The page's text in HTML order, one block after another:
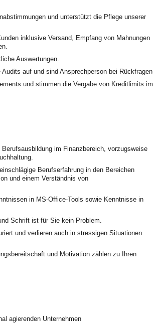
und unterstützt die Pflege unserer
inklusive Versand, Empfang von Mahnungen
Auswertungen.
auf und sind Ansprechperson bei Rückfragen.
und stimmen die Vergabe von Kreditlimits im
im Finanzbereich, vorzugsweise
Berufserfahrung in den Bereichen
und einem Verständnis von
in MS-Office-Tools sowie Kenntnisse in
Schrift ist für Sie kein Problem.
und verlieren auch in stressigen Situationen
und Motivation zählen zu Ihren
agierenden Unternehmen